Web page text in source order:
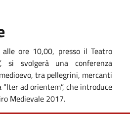
ore 10,00, presso il Teatro
si svolgerà una conferenza
tra pellegrini, mercanti
ad orientem”, che introduce
Medievale 2017.